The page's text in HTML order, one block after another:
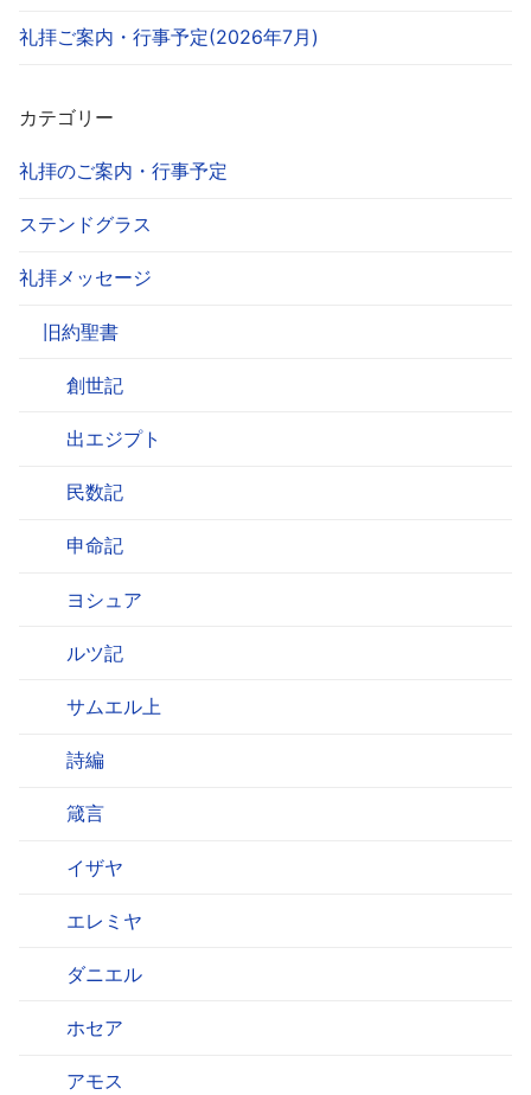
礼拝ご案内・行事予定(2026年7月)
カテゴリー
礼拝のご案内・行事予定
ステンドグラス
礼拝メッセージ
旧約聖書
創世記
出エジプト
民数記
申命記
ヨシュア
ルツ記
サムエル上
詩編
箴言
イザヤ
エレミヤ
ダニエル
ホセア
アモス